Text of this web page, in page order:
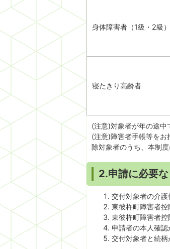
身体障害者（1級・2級
寝たきり高齢者
(注意)対象者が年の途中
(注意)障害者手帳等を
除対象者のうち、本制
2.申請に必要
交付対象者の介
東彼杵町障害者
東彼杵町障害者
申請者の本人確
交付対象者と続